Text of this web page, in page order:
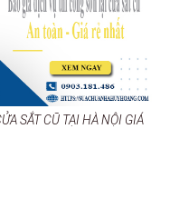
SẮT CŨ TẠI HÀ NỘI GIÁ